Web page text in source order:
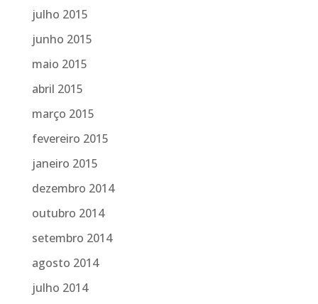
julho 2015
junho 2015
maio 2015
abril 2015
março 2015
fevereiro 2015
janeiro 2015
dezembro 2014
outubro 2014
setembro 2014
agosto 2014
julho 2014